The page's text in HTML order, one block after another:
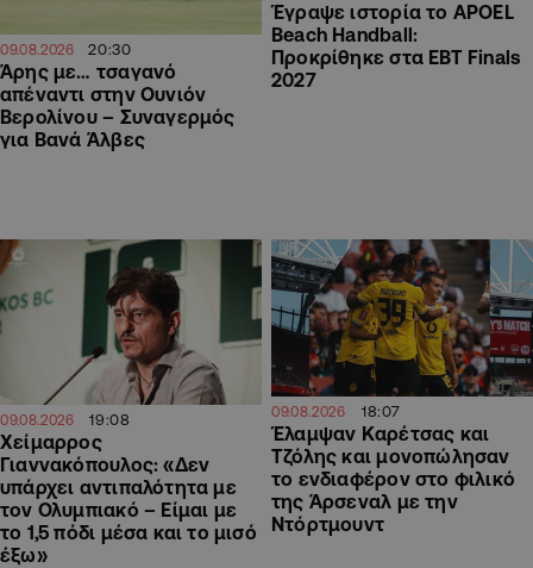
09.08.2026 20:30
Άρης με… τσαγανό
απέναντι στην Ουνιόν
Βερολίνου – Συναγερμός
για Βανά Άλβες
Έγραψε ιστορία το APOEL
Beach Handball:
Προκρίθηκε στα EBT Finals
2027
09.08.2026 19:08
Χείμαρρος
Γιαννακόπουλος: «Δεν
υπάρχει αντιπαλότητα με
τον Ολυμπιακό – Είμαι με
το 1,5 πόδι μέσα και το μισό
έξω»
09.08.2026 18:07
Έλαμψαν Καρέτσας και
Τζόλης και μονοπώλησαν
το ενδιαφέρον στο φιλικό
της Άρσεναλ με την
Ντόρτμουντ